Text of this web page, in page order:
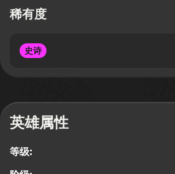
稀有度
史诗
英雄属性
等级: